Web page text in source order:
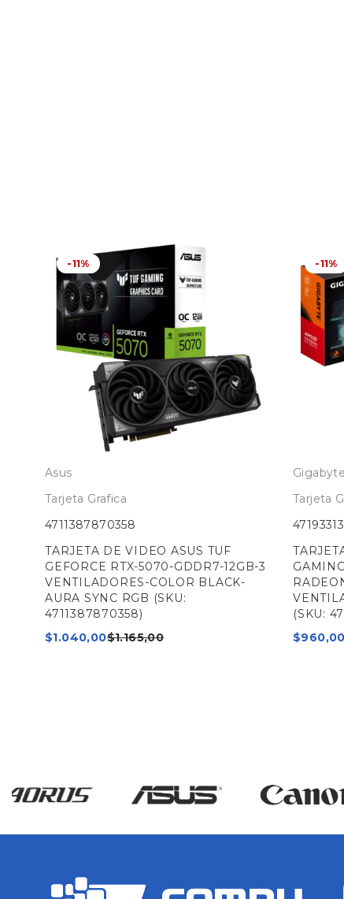
-11%
Asus
Tarjeta Grafica
4711387870358
TARJETA DE VIDEO ASUS TUF
GEFORCE RTX-5070-GDDR7-12GB-3
VENTILADORES-COLOR BLACK-
AURA SYNC RGB (SKU:
4711387870358)
$1.165,00
$1.040,00
-11%
Gigabyte
Tarjeta
(SKU:
$960,00